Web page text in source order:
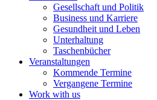
Gesellschaft und Politik
Business und Karriere
Gesundheit und Leben
Unterhaltung
Taschenbücher
Veranstaltungen
Kommende Termine
Vergangene Termine
Work with us